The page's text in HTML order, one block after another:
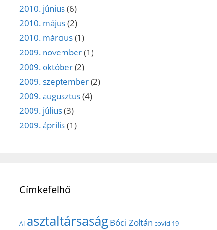
2010. június(6)
2010. május(2)
2010. március(1)
2009. november(1)
2009. október(2)
2009. szeptember(2)
2009. augusztus(4)
2009. július(3)
2009. április(1)
Címkefelhő
AI asztaltársaság Bódi Zoltán covid-19